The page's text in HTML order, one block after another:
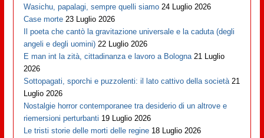
Wasichu, papalagi, sempre quelli siamo 24 Luglio 2026
Case morte 23 Luglio 2026
Il poeta che cantò la gravitazione universale e la caduta (degli
angeli e degli uomini) 22 Luglio 2026
E man int la zità, cittadinanza e lavoro a Bologna 21 Luglio
2026
Sottopagati, sporchi e puzzolenti: il lato cattivo della società 21
Luglio 2026
Nostalgie horror contemporanee tra desiderio di un altrove e
riemersioni perturbanti 19 Luglio 2026
Le tristi storie delle morti delle regine 18 Luglio 2026